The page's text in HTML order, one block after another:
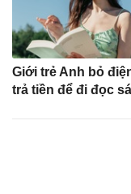
Giới trẻ Anh bỏ
trả tiền để đi đọc